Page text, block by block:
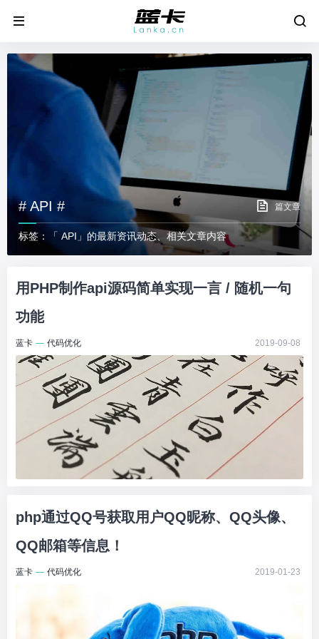
# API # 篇文章
标签：「 API」的最新资讯动态、相关文章内容
用PHP制作api源码简单实现一言 / 随机一句
功能
蓝卡 — 代码优化 2019-09-08
php通过QQ号获取用户QQ昵称、QQ头像、
QQ邮箱等信息！
蓝卡 — 代码优化 2019-01-23